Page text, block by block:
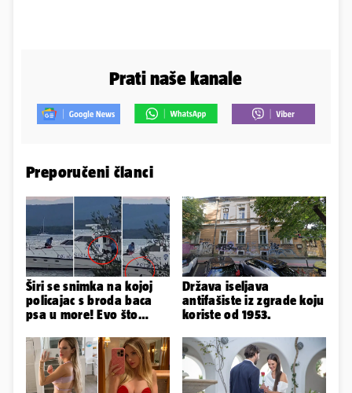
Prati naše kanale
Preporučeni članci
Širi se snimka na kojoj
policajac s broda baca
psa u more! Evo što
pustili'
Država iseljava
antifašiste iz zgrade koju
koriste od 1953.